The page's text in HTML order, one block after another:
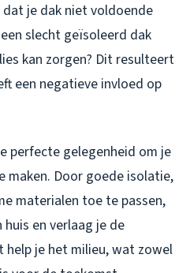
je dak niet voldoende
slecht geïsoleerd dak
kan zorgen? Dit resulteert
een negatieve invloed op
perfecte gelegenheid om je
maken. Door goede isolatie,
materialen toe te passen,
en verlaag je de
help je het milieu, wat zowel